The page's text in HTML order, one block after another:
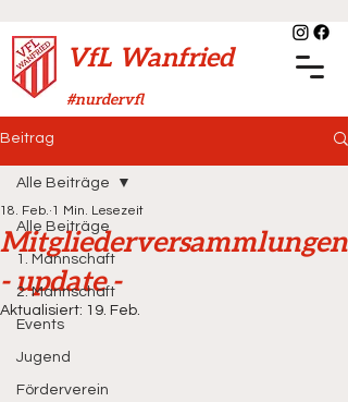
VfL Wanfried
#nurdervfl
Beitrag
Alle Beiträge
1. Mannschaft
2. Mannschaft
Events
Jugend
Förderverein
Alle Beiträge
Mitgliederversammlungen
- update -
18. Feb. 1 Min. Lesezeit
Aktualisiert: 19. Feb.